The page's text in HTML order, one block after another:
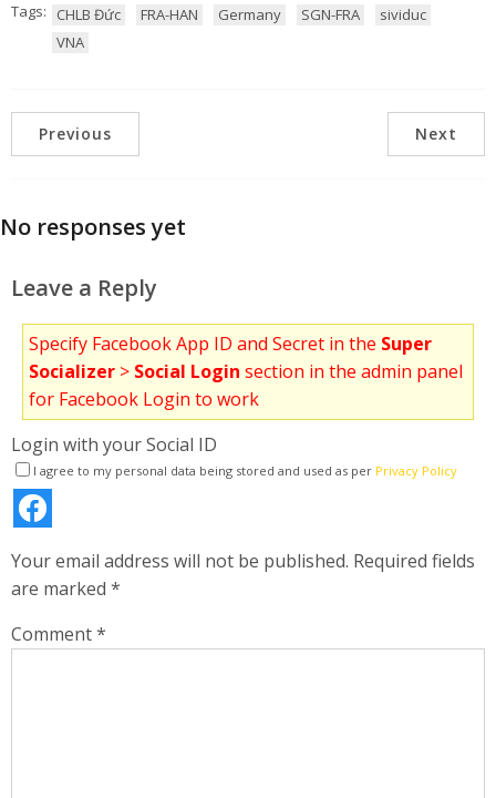
Tags: CHLB Đức FRA-HAN Germany SGN-FRA
sividuc
VNA
Previous Next
No responses yet
Leave a Reply
Specify Facebook App ID and Secret in the Super
Socializer > Social Login section in the admin panel
for Facebook Login to work
Login with your Social ID
I agree to my personal data being stored and used as per Privacy Policy
Your email address will not be published. Required fields
are marked *
Comment*